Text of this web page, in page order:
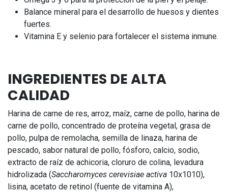
Balance mineral para el desarrollo de huesos y dientes
fuertes.
Vitamina E y selenio para fortalecer el sistema inmune.
INGREDIENTES DE ALTA
CALIDAD
Harina de carne de res, arroz, maíz, carne de pollo, harina de
carne de pollo, concentrado de proteína vegetal, grasa de
pollo, pulpa de remolacha, semilla de linaza, harina de
pescado, sabor natural de pollo, fósforo, calcio, sodio,
extracto de raíz de achicoria, cloruro de colina, levadura
hidrolizada (Saccharomyces cerevisiae activa 10x1010),
lisina, acetato de retinol (fuente de vitamina A),